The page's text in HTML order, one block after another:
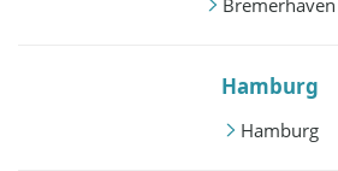
Hamburg
Hamburg